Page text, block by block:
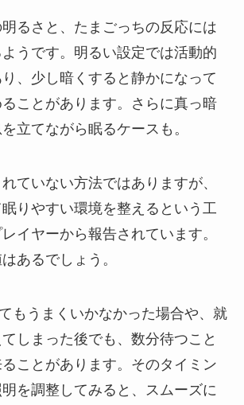
るさと、たまごっちの反応には
うです。明るい設定では活動的
、少し暗くすると静かになって
ことがあります。さらに真っ暗
立てながら眠るケースも。
ていない方法ではありますが、
りやすい環境を整えるという工
イヤーから報告されています。
あるでしょう。
もうまくいかなかった場合や、就
しまった後でも、数分待つこと
ことがあります。そのタイミン
を調整してみると、スムーズに